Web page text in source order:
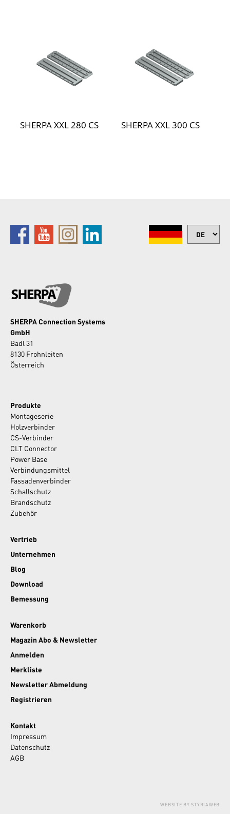
SHERPA XXL 280 CS SHERPA XXL 300 CS
SHERPA Connection Systems
GmbH
Badl 31
8130 Frohnleiten
Österreich
Produkte
Montageserie
Holzverbinder
CS-Verbinder
CLT Connector
Power Base
Verbindungsmittel
Fassadenverbinder
Schallschutz
Brandschutz
Zubehör
Vertrieb
Unternehmen
Blog
Download
Bemessung
Warenkorb
Magazin Abo & Newsletter
Anmelden
Merkliste
Newsletter Abmeldung
Registrieren
Kontakt
Impressum
Datenschutz
AGB
WEBSITE BY STYRIAWEB